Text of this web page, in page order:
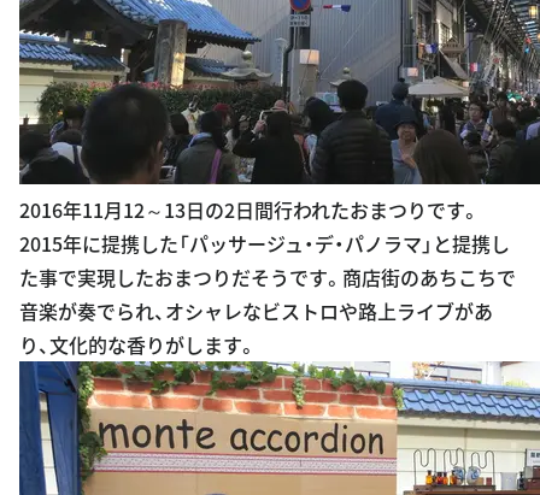
2016年11月12～13日の2日間行われたおまつりです。
2015年に提携した「パッサージュ・デ・パノラマ」と提携し
た事で実現したおまつりだそうです。商店街のあちこちで
音楽が奏でられ、オシャレなビストロや路上ライブがあ
り、文化的な香りがします。